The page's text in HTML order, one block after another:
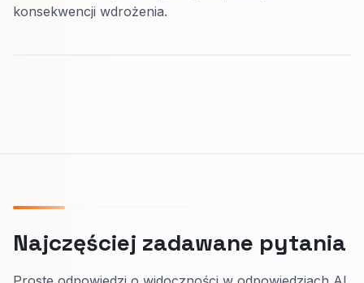
konsekwencji wdrożenia.
Najczęściej zadawane pytania